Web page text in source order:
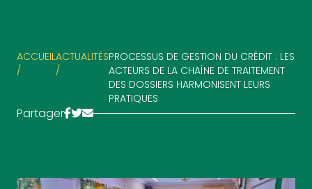
ACCUEIL
/
ACTUALITÉS
/
PROCESSUS DE GESTION DU CRÉDIT : LES
ACTEURS DE LA CHAÎNE DE TRAITEMENT
DES DOSSIERS HARMONISENT LEURS
PRATIQUES
Partager